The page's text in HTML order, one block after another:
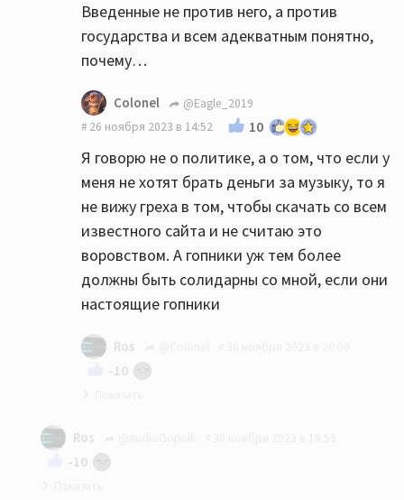
Введенные не против него, а против
государства и всем адекватным понятно,
почему…
Colonel
@Eagle_2019
26 ноября 2023 в 14:52
10
Я говорю не о политике, а о том, что если у
меня не хотят брать деньги за музыку, то я
не вижу греха в том, чтобы скачать со всем
известного сайта и не считаю это
воровством. А гопники уж тем более
должны быть солидарны со мной, если они
настоящие гопники
Ros
-10
Ros
-10